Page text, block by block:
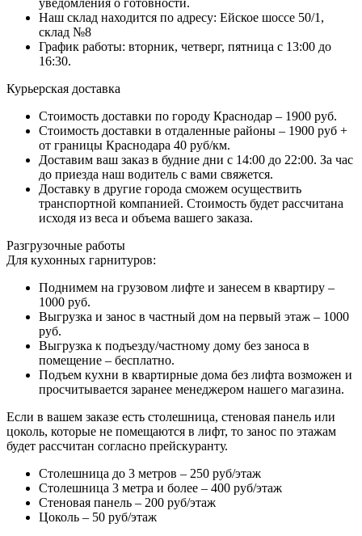
Наш склад находится по адресу: Ейское шоссе 50/1,
склад №8
График работы: вторник, четверг, пятница с 13:00 до
16:30.
Курьерская доставка
Стоимость доставки по городу Краснодар – 1900 руб.
Стоимость доставки в отдаленные районы – 1900 руб +
от границы Краснодара 40 руб/км.
Доставим ваш заказ в будние дни с 14:00 до 22:00. За час
до приезда наш водитель с вами свяжется.
Доставку в другие города сможем осуществить
транспортной компанией. Стоимость будет рассчитана
исходя из веса и объема вашего заказа.
Разгрузочные работы
Для кухонных гарнитуров:
Поднимем на грузовом лифте и занесем в квартиру –
1000 руб.
Выгрузка и занос в частный дом на первый этаж – 1000
руб.
Выгрузка к подъезду/частному дому без заноса в
помещение – бесплатно.
Подъем кухни в квартирные дома без лифта возможен и
просчитывается заранее менеджером нашего магазина.
Если в вашем заказе есть столешница, стеновая панель или
цоколь, которые не помещаются в лифт, то занос по этажам
будет рассчитан согласно прейскуранту.
Столешница до 3 метров – 250 руб/этаж
Столешница 3 метра и более – 400 руб/этаж
Стеновая панель – 200 руб/этаж
Цоколь – 50 руб/этаж